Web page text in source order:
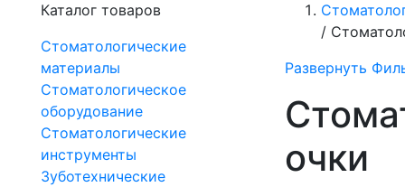
Каталог товаров
Стоматологические
материалы
Стоматологическое
оборудование
Стоматологические
инструменты
Зуботехнические
/
Развернуть
очки